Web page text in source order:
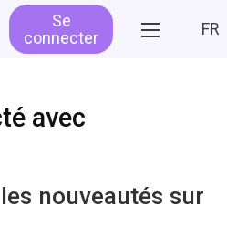
Se
connecter
FR
avec
nouveautés sur